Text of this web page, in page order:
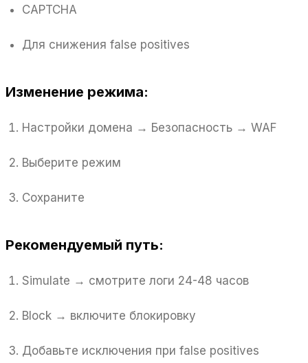
CAPTCHA
Для снижения false positives
Изменение режима:
Настройки домена → Безопасность → WAF
Выберите режим
Сохраните
Рекомендуемый путь:
Simulate → смотрите логи 24-48 часов
Block → включите блокировку
Добавьте исключения при false positives